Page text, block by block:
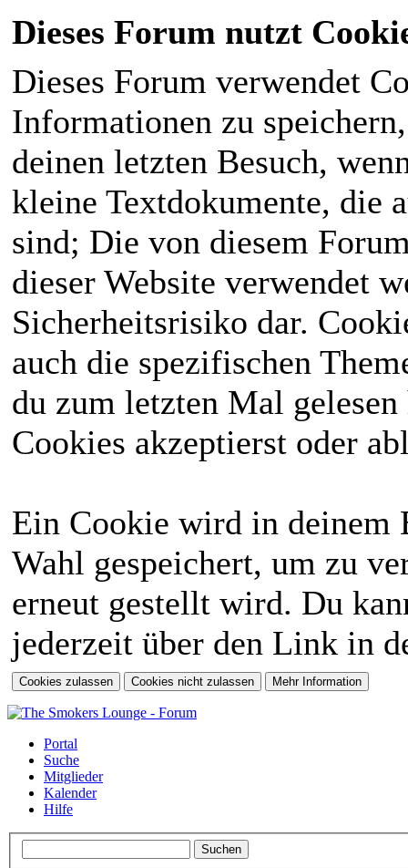
Dieses Forum nutzt
Dieses Forum verwendet
Informationen zu
deinen letzten Besuch,
kleine Textdokumente, die
sind; Die von diesem
dieser Website verwendet
Sicherheitsrisiko dar.
auch die spezifischen
du zum letzten Mal
Cookies akzeptierst oder
Ein Cookie wird in deinem
Wahl gespeichert, um zu
erneut gestellt wird. Du
jederzeit über den Link in
Portal
Suche
Mitglieder
Kalender
Hilfe